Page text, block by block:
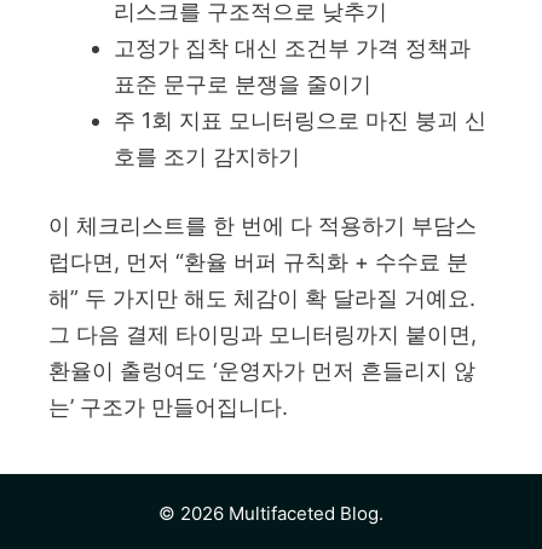
리스크를 구조적으로 낮추기
고정가 집착 대신 조건부 가격 정책과
표준 문구로 분쟁을 줄이기
주 1회 지표 모니터링으로 마진 붕괴 신
호를 조기 감지하기
이 체크리스트를 한 번에 다 적용하기 부담스
럽다면, 먼저 “환율 버퍼 규칙화 + 수수료 분
해” 두 가지만 해도 체감이 확 달라질 거예요.
그 다음 결제 타이밍과 모니터링까지 붙이면,
환율이 출렁여도 ‘운영자가 먼저 흔들리지 않
는’ 구조가 만들어집니다.
© 2026 Multifaceted Blog.